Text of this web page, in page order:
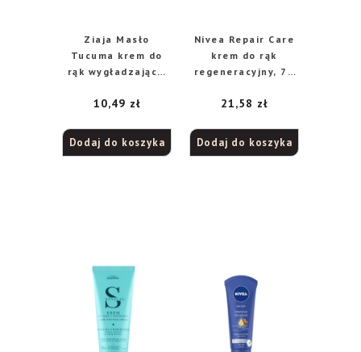
Ziaja Masło
Tucuma krem do
rąk wygładzający,
10,49 zł
Dodaj do koszyka
Nivea Repair Care
krem do rąk
regeneracyjny, 75
21,58 zł
Dodaj do koszyka